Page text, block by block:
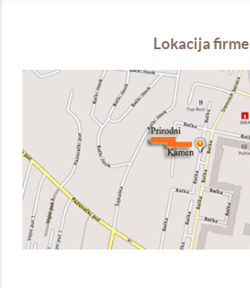
Lokacija firme